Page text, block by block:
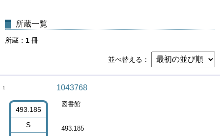
所蔵一覧
所蔵 1 冊
並べ替える
1
493.185
S
1043768
図書館
493.185